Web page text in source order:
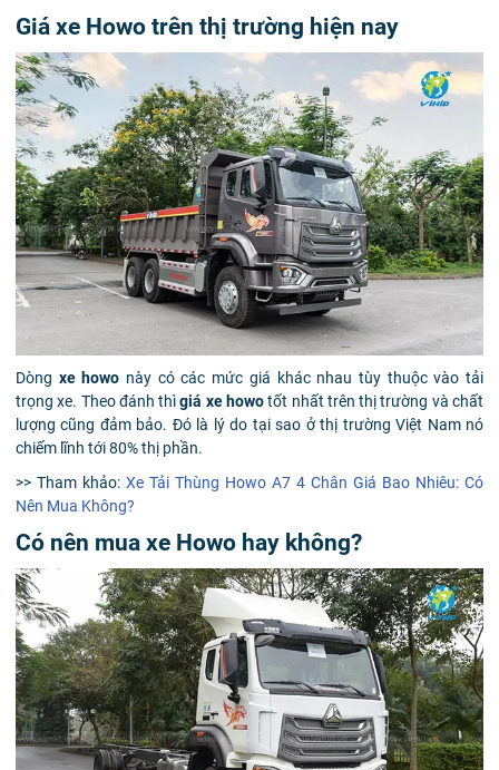
Giá xe Howo trên thị trường hiện nay
Dòng xe howo này có các mức giá khác nhau tùy thuộc vào tải
trọng xe. Theo đánh thìgiá xe howotốt nhất trên thị trường và chất
lượng cũng đảm bảo. Đó là lý do tại sao ở thị trường Việt Nam nó
chiếm lĩnh tới 80% thị phần.
>> Tham khảo: Xe Tải Thùng Howo A7 4 Chân Giá Bao Nhiêu: Có
Nên Mua Không?
Có nên mua xe Howo hay không?